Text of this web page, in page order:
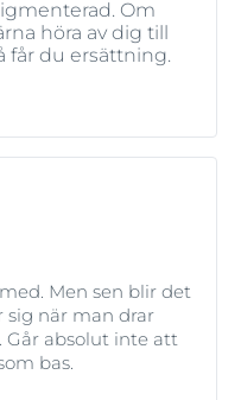
Om
höra av dig till
får du ersättning.
Men sen blir det
sig när man drar
Går absolut inte att
bas.